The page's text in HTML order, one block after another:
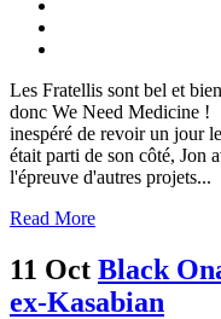
Les Fratellis sont bel et
donc We Need Medicine
inespéré de revoir un jour
était parti de son côté, Jon
l'épreuve d'autres projets...
Read More
11 Oct Black
ex-Kasabian